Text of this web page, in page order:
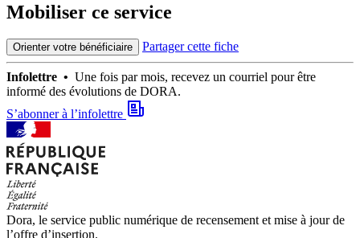
Mobiliser ce service
Orienter votre bénéficiaire Partager cette fiche
Infolettre • Une fois par mois, recevez un courriel pour être
informé des évolutions de DORA.
S’abonner à l’infolettre
Dora, le service public numérique de recensement et mise à jour de
l’offre d’insertion.